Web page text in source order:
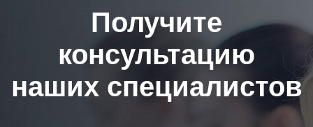
Получите
консультацию
наших специалистов